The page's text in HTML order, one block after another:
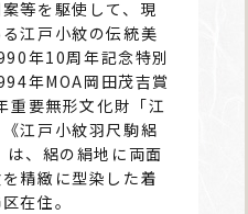
等を駆使して、現
江戸小紋の伝統美
年10周年記念特別
年MOA岡田茂吉賞
重要無形文化財「江
江戸小紋羽尺駒絽
、絽の絹地に両面
精緻に型染した着
在住。